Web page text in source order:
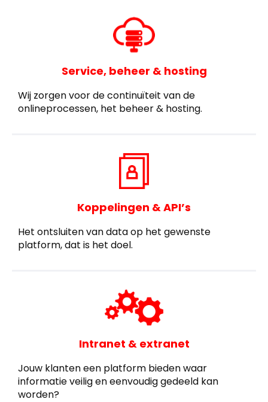
Service, beheer & hosting
Wij zorgen voor de continuïteit van de
onlineprocessen, het beheer & hosting.
Koppelingen & API’s
Het ontsluiten van data op het gewenste
platform, dat is het doel.
Intranet & extranet
Jouw klanten een platform bieden waar
informatie veilig en eenvoudig gedeeld kan
worden?